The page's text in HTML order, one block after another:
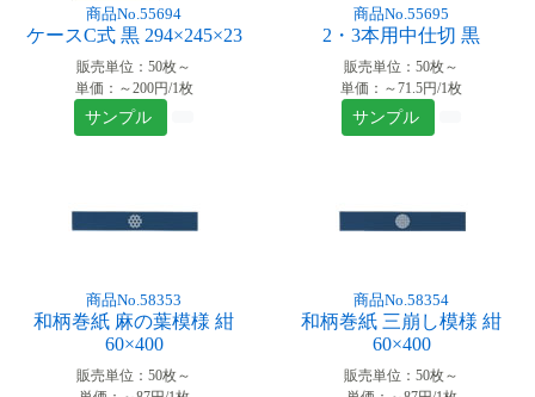
商品No.55694
ケースC式 黒 294×245×23
販売単位：50枚～
単価：～200円/1枚
サンプル
商品No.55695
2・3本用中仕切 黒
販売単位：50枚～
単価：～71.5円/1枚
サンプル
商品No.58353
和柄巻紙 麻の葉模様 紺
60×400
販売単位：50枚～
商品No.58354
和柄巻紙 三崩し模様 紺
60×400
販売単位：50枚～